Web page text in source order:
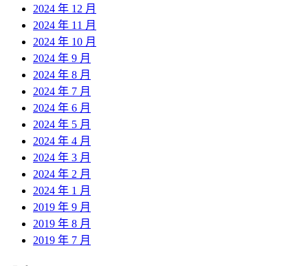
2024 年 12 月
2024 年 11 月
2024 年 10 月
2024 年 9 月
2024 年 8 月
2024 年 7 月
2024 年 6 月
2024 年 5 月
2024 年 4 月
2024 年 3 月
2024 年 2 月
2024 年 1 月
2019 年 9 月
2019 年 8 月
2019 年 7 月